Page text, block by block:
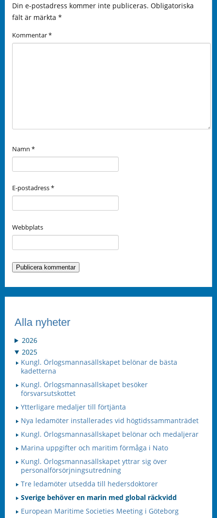
Din e-postadress kommer inte publiceras. Obligatoriska
fält är märkta *
Kommentar*
Namn *
E-postadress*
Webbplats
Alla nyheter
2026
2025
Kungl. Örlogsmannasällskapet belönar de bästa
kadetterna
Kungl. Örlogsmannasällskapet besöker
försvarsutskottet
Ytterligare medaljer till förtjänta
Nya ledamöter installerades vid högtidssammanträdet
Kungl. Örlogsmannasällskapet belönar och medaljerar
Marina uppgifter och maritim förmåga i Nato
Kungl. Örlogsmannasällskapet yttrar sig över
personalförsörjningsutredning
Tre ledamöter utsedda till hedersdoktorer
Sverige behöver en marin med global räckvidd
European Maritime Societies Meeting i Göteborg